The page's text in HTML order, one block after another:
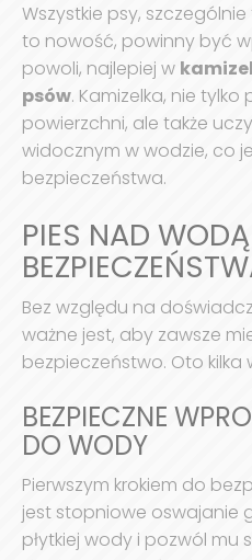
Wszystkie psy,
to nowość, powinny być
powoli, najlepiej w
psów. Kamizelka, nie
powierzchni, ale także
widocznym w wodzie, co
bezpieczeństwa.
PIES NAD
Bez względu na
ważne jest, aby zawsze
bezpieczeństwo. Oto kilka
BEZPIECZNE
DO WODY
Pierwszym krokiem do
jest stopniowe oswajanie
płytkiej wody i pozwól